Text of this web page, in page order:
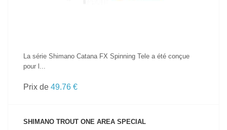
La série Shimano Catana FX Spinning Tele a été conçue
pour l...
Prix de 49.76 €
SHIMANO TROUT ONE AREA SPECIAL